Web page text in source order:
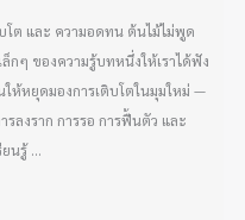
โต และ ความอดทน ต้นไม้ไม่พูด
กๆ ของความรู้บทหนึ่งให้เราได้ฟัง
หยุดมองการเติบโตในมุมใหม่ —
ลงราก การรอ การฟื้นตัว และ
นรู้ ...